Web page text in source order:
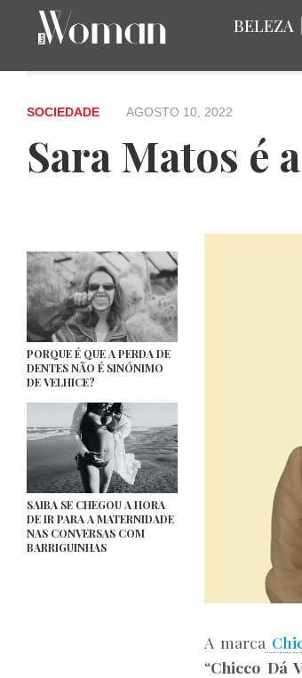
BELEZA
SOCIEDADE AGOSTO 10, 2022
Sara Matos é
PORQUE É QUE A PERDA DE
DENTES NÃO É SINÓNIMO
DE VELHICE?
SAIBA SE CHEGOU A HORA
DE IR PARA A MATERNIDADE
NAS CONVERSAS COM
BARRIGUINHAS
A marca
“Chicco Dá